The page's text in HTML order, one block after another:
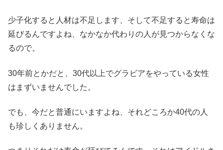
少子化すると人材は不足します、そして不足すると寿命は
延びるんですよね、なかなか代わりの人が見つからなくな
るので。
30年前とかだと、30代以上でグラビアをやっている女性
はまずいませんでした。
でも、今だと普通にいますよね、それどころか40代の人
も珍しくありません。